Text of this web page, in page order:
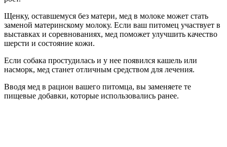
Щенку, оставшемуся без матери, мед в молоке может стать
заменой материнскому молоку. Если ваш питомец участвует в
выставках и соревнованиях, мед поможет улучшить качество
шерсти и состояние кожи.
Если собака простудилась и у нее появился кашель или
насморк, мед станет отличным средством для лечения.
Вводя мед в рацион вашего питомца, вы заменяете те
пищевые добавки, которые использовались ранее.